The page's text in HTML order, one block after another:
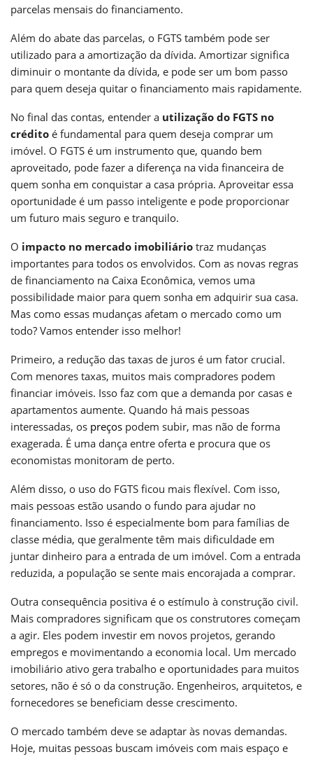
parcelas mensais do financiamento.
Além do abate das parcelas, o FGTS também pode ser
utilizado para a amortização da dívida. Amortizar significa
diminuir o montante da dívida, e pode ser um bom passo
para quem deseja quitar o financiamento mais rapidamente.
No final das contas, entender a utilização do FGTS no
crédito é fundamental para quem deseja comprar um
imóvel. O FGTS é um instrumento que, quando bem
aproveitado, pode fazer a diferença na vida financeira de
quem sonha em conquistar a casa própria. Aproveitar essa
oportunidade é um passo inteligente e pode proporcionar
um futuro mais seguro e tranquilo.
O impacto no mercado imobiliário traz mudanças
importantes para todos os envolvidos. Com as novas regras
de financiamento na Caixa Econômica, vemos uma
possibilidade maior para quem sonha em adquirir sua casa.
Mas como essas mudanças afetam o mercado como um
todo? Vamos entender isso melhor!
Primeiro, a redução das taxas de juros é um fator crucial.
Com menores taxas, muitos mais compradores podem
financiar imóveis. Isso faz com que a demanda por casas e
apartamentos aumente. Quando há mais pessoas
interessadas, os preços podem subir, mas não de forma
exagerada. É uma dança entre oferta e procura que os
economistas monitoram de perto.
Além disso, o uso do FGTS ficou mais flexível. Com isso,
mais pessoas estão usando o fundo para ajudar no
financiamento. Isso é especialmente bom para famílias de
classe média, que geralmente têm mais dificuldade em
juntar dinheiro para a entrada de um imóvel. Com a entrada
reduzida, a população se sente mais encorajada a comprar.
Outra consequência positiva é o estímulo à construção civil.
Mais compradores significam que os construtores começam
a agir. Eles podem investir em novos projetos, gerando
empregos e movimentando a economia local. Um mercado
imobiliário ativo gera trabalho e oportunidades para muitos
setores, não é só o da construção. Engenheiros, arquitetos, e
fornecedores se beneficiam desse crescimento.
O mercado também deve se adaptar às novas demandas.
Hoje, muitas pessoas buscam imóveis com mais espaço e